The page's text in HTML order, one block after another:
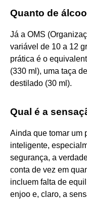
Quanto de
Já a OMS
variável de 10 a 12
prática é o
(330 ml), uma taça
destilado (30 ml).
Qual é a
Ainda que tomar um
inteligente,
segurança, a
conta de vez em
incluem falta de
enjoo e, claro, a